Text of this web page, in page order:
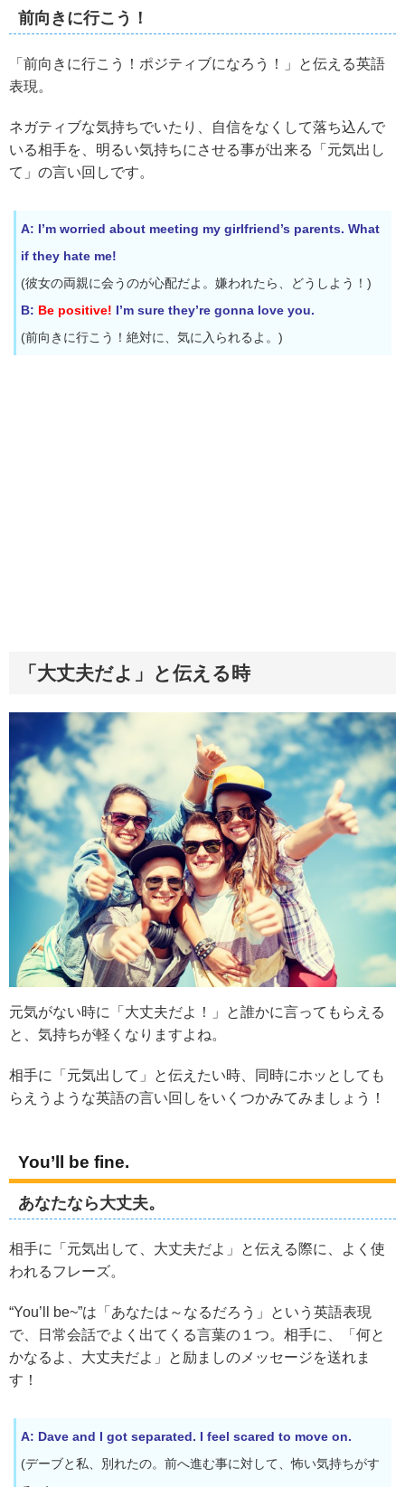
前向きに行こう！
「前向きに行こう！ポジティブになろう！」と伝える英語
表現。
ネガティブな気持ちでいたり、自信をなくして落ち込んで
いる相手を、明るい気持ちにさせる事が出来る「元気出し
て」の言い回しです。
A: I’m worried about meeting my girlfriend’s parents. What
if they hate me!
(彼女の両親に会うのが心配だよ。嫌われたら、どうしよう！)
B: Be positive! I’m sure they’re gonna love you.
(前向きに行こう！絶対に、気に入られるよ。)
「大丈夫だよ」と伝える時
元気がない時に「大丈夫だよ！」と誰かに言ってもらえる
と、気持ちが軽くなりますよね。
相手に「元気出して」と伝えたい時、同時にホッとしても
らえうような英語の言い回しをいくつかみてみましょう！
You’ll be fine.
あなたなら大丈夫。
相手に「元気出して、大丈夫だよ」と伝える際に、よく使
われるフレーズ。
“You’ll be~”は「あなたは～なるだろう」という英語表現
で、日常会話でよく出てくる言葉の１つ。相手に、「何と
かなるよ、大丈夫だよ」と励ましのメッセージを送れま
す！
A: Dave and I got separated. I feel scared to move on.
(デーブと私、別れたの。前へ進む事に対して、怖い気持ちがす